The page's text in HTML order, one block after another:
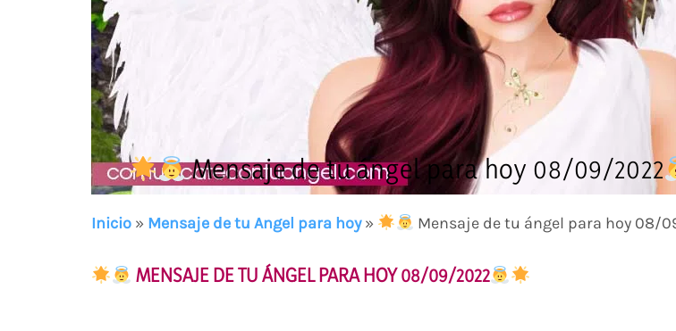
Mensaje de tu ángel para hoy 08/09/2022
Inicio » Mensaje de tu Angel para hoy» Mensaje de tu ángel para hoy 08/
MENSAJE DE TU ÁNGEL PARA HOY 08/09/2022